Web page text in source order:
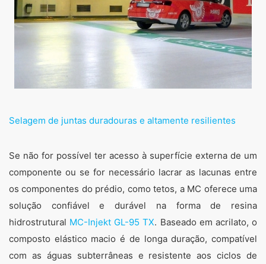
Selagem de juntas duradouras e altamente resilientes
Se não for possível ter acesso à superfície externa de um
componente ou se for necessário lacrar as lacunas entre
os componentes do prédio, como tetos, a MC oferece uma
solução confiável e durável na forma de resina
hidrostrutural MC-Injekt GL-95 TX. Baseado em acrilato, o
composto elástico macio é de longa duração, compatível
com as águas subterrâneas e resistente aos ciclos de